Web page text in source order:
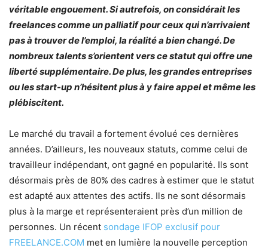
véritable engouement. Si autrefois, on considérait les
freelances comme un palliatif pour ceux qui n’arrivaient
pas à trouver de l’emploi, la réalité a bien changé. De
nombreux talents s’orientent vers ce statut qui offre une
liberté supplémentaire. De plus, les grandes entreprises
ou les start-up n’hésitent plus à y faire appel et même les
plébiscitent.
Le marché du travail a fortement évolué ces dernières
années. D’ailleurs, les nouveaux statuts, comme celui de
travailleur indépendant, ont gagné en popularité. Ils sont
désormais près de 80% des cadres à estimer que le statut
est adapté aux attentes des actifs. Ils ne sont désormais
plus à la marge et représenteraient près d’un million de
personnes. Un récent sondage IFOP exclusif pour
FREELANCE.COM met en lumière la nouvelle perception